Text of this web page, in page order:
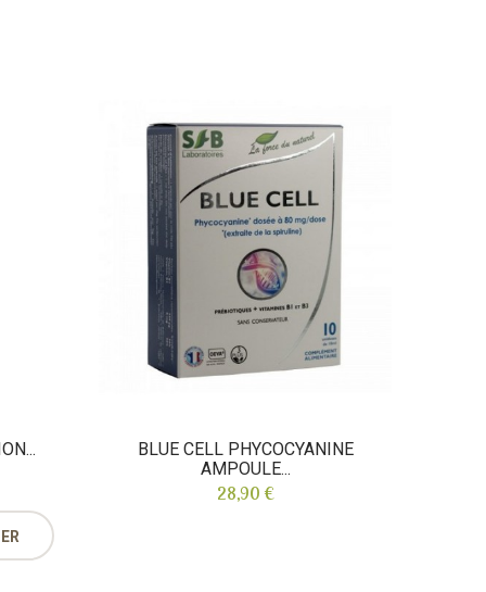
BLUE CELL PHYCOCYANINE
AMPOULE...
28,90 €